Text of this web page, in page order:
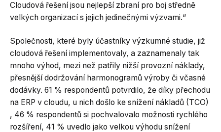
Cloudová řešení jsou nejlepší zbraní pro boj středně
velkých organizací s jejich jedinečnými výzvami.“
Společnosti, které byly účastníky výzkumné studie, již
cloudová řešení implementovaly, a zaznamenaly tak
mnoho výhod, mezi než patřily nižší provozní náklady,
přesnější dodržování harmonogramů výroby či včasné
dodávky. 61 % respondentů potvrdilo, že díky přechodu
na ERP v cloudu, u nich došlo ke snížení nákladů (TCO)
, 46 % respondentů si pochvalovalo možnosti rychlého
rozšíření, 41 % uvedlo jako velkou výhodu snížení